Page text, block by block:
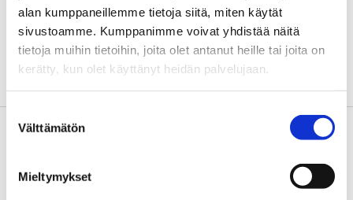
alan kumppaneillemme tietoja siitä, miten käytät
sivustoamme. Kumppanimme voivat yhdistää näitä
tietoja muihin tietoihin, joita olet antanut heille tai joita on
kerätty, kun olet käyttänyt heidän palvelujaan.
Suostumuksen
valinta
Välttämätön
Mieltymykset
Tähän Selaimeen Seuraavaa Kommentointikertaa
Varten.